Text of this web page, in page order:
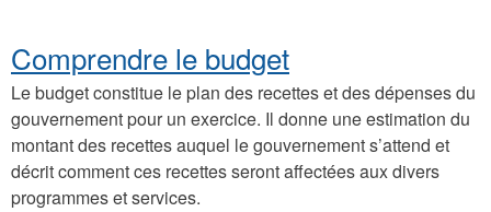
alcoolisées)
Comprendre le budget
Le budget constitue le plan des recettes et des dépenses du
gouvernement pour un exercice. Il donne une estimation du
montant des recettes auquel le gouvernement s’attend et
décrit comment ces recettes seront affectées aux divers
programmes et services.